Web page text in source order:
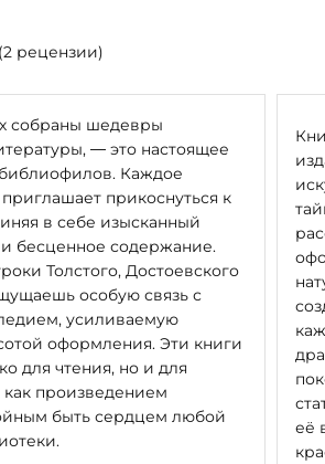
(2 рецензии)
собраны шедевры
— это настоящее
Каждое
прикоснуться к
в себе изысканный
бесценное содержание.
Толстого, Достоевского
особую связь с
усиливаемую
оформления. Эти книги
для чтения, но и для
произведением
быть сердцем любой
её